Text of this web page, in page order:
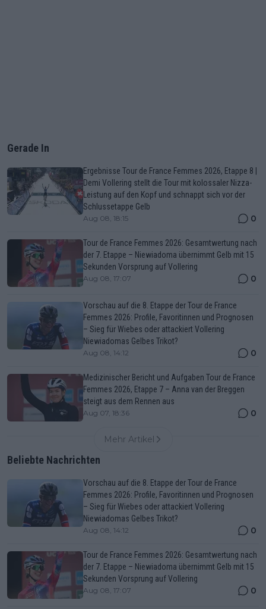
Gerade In
Ergebnisse Tour de France Femmes 2026, Etappe 8 |
Demi Vollering stellt die Tour mit kolossaler Nizza-
Leistung auf den Kopf und schnappt sich vor der
Schlussetappe Gelb
Aug 08, 18:15 0
Tour de France Femmes 2026: Gesamtwertung nach
der 7. Etappe – Niewiadoma übernimmt Gelb mit 15
Sekunden Vorsprung auf Vollering
Aug 08, 17:07 0
Vorschau auf die 8. Etappe der Tour de France
Femmes 2026: Profile, Favoritinnen und Prognosen
– Sieg für Wiebes oder attackiert Vollering
Niewiadomas Gelbes Trikot?
Aug 08, 14:12 0
Medizinischer Bericht und Aufgaben Tour de France
Femmes 2026, Etappe 7 – Anna van der Breggen
steigt aus dem Rennen aus
Aug 07, 18:36 0
Mehr Artikel
Beliebte Nachrichten
Vorschau auf die 8. Etappe der Tour de France
Femmes 2026: Profile, Favoritinnen und Prognosen
– Sieg für Wiebes oder attackiert Vollering
Niewiadomas Gelbes Trikot?
Aug 08, 14:12 0
Tour de France Femmes 2026: Gesamtwertung nach
der 7. Etappe – Niewiadoma übernimmt Gelb mit 15
Sekunden Vorsprung auf Vollering
Aug 08, 17:07 0